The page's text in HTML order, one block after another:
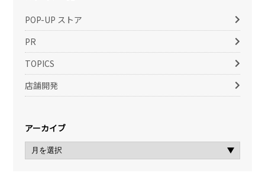
POP-UP ストア
PR
TOPICS
店舗開発
アーカイブ